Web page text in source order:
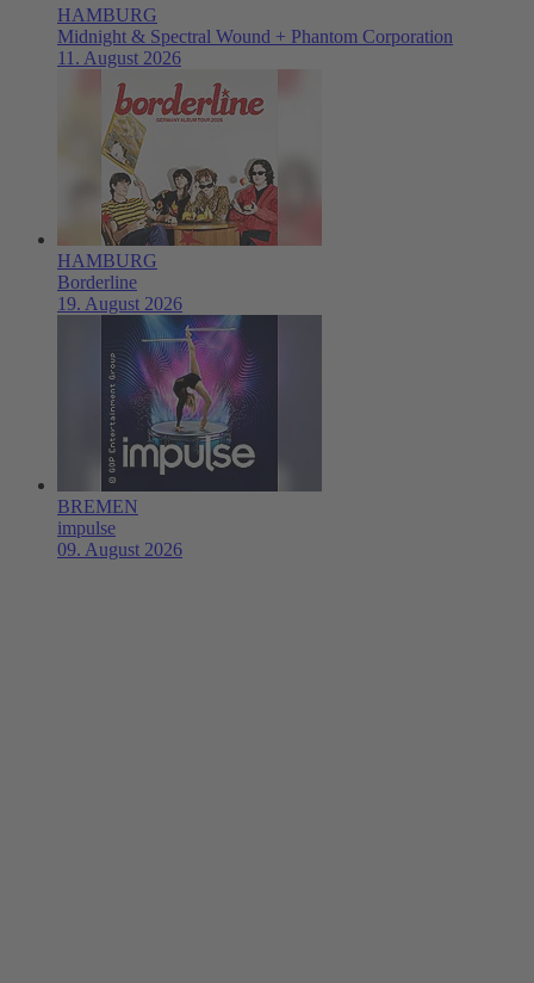
HAMBURG
Midnight & Spectral Wound + Phantom Corporation
11. August 2026
HAMBURG
Borderline
19. August 2026
BREMEN
impulse
09. August 2026